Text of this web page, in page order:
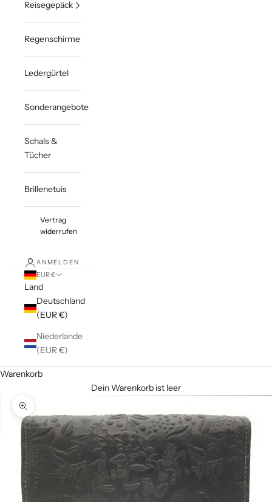
Reisegepäck
Regenschirme
Ledergürtel
Sonderangebote
Schals &
Tücher
Brillenetuis
Vertrag
widerrufen
ANMELDEN
EUR €
Land
Deutschland
(EUR €)
Niederlande
(EUR €)
Warenkorb
Dein Warenkorb ist leer
Bild vergrößern